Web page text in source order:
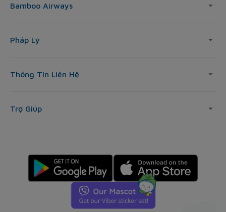
Bamboo Airways
Pháp Lý
Thông Tin Liên Hệ
Trợ Giúp